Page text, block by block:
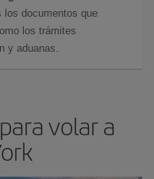
los documentos que
los trámites
y aduanas.
volar a